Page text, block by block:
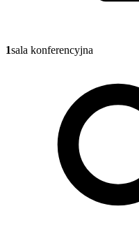
1sala konferencyjna